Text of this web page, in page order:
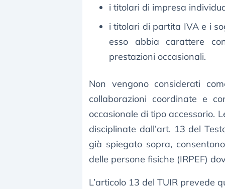
i titolari di impresa
i titolari di partita IVA e i
esso abbia carattere
prestazioni occasionali.
Non vengono considerati
collaborazioni coordinate e
occasionale di tipo accessorio.
disciplinate dall’art. 13 del
già spiegato sopra,
delle persone fisiche (IRPEF)
L’articolo 13 del TUIR prevede